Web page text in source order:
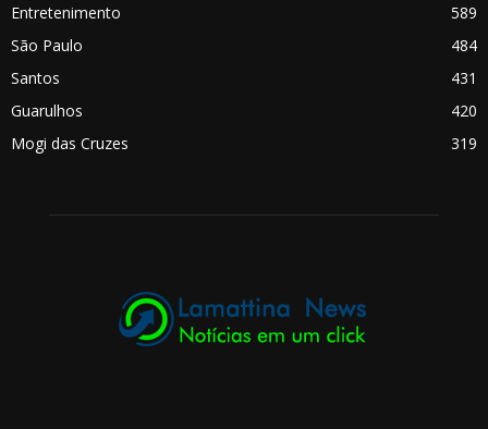
Entretenimento
589
São Paulo
484
Santos
431
Guarulhos
420
Mogi das Cruzes
319